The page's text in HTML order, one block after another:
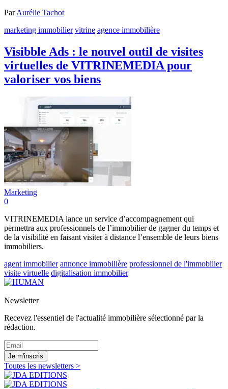
ParAurélie Tachot
marketing immobilier vitrine agence immobilière
Visibble Ads : le nouvel outil de visites
virtuelles de VITRINEMEDIA pour
valoriser vos biens
Marketing
0
VITRINEMEDIA lance un service d’accompagnement qui
permettra aux professionnels de l’immobilier de gagner du temps et
de la visibilité en faisant visiter à distance l’ensemble de leurs biens
immobiliers.
agent immobilier annonce immobilière professionnel de l'immobilier
visite virtuelle digitalisation immobilier
Newsletter
Recevez l'essentiel de l'actualité immobilière sélectionné par la
rédaction.
Je m'inscris
Toutes les newsletters >